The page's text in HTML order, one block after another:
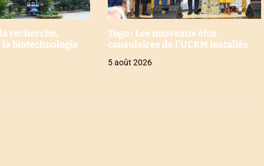
recherche,
biotechnologie
Togo : Les nouveaux élus
consulaires de l’UCRM installés
5 août 2026